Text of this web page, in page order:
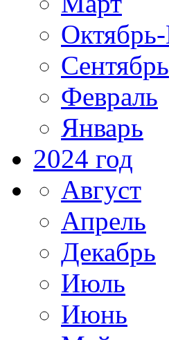
Сентябрь
Февраль
Январь
2024 год
Август
Апрель
Декабрь
Июль
Июнь